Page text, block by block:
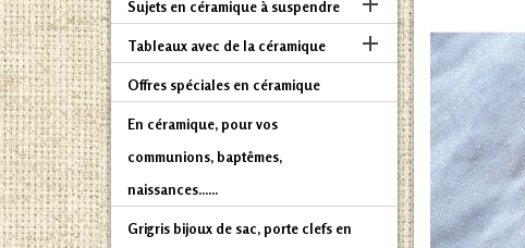
Sujets en céramique à suspendre
Tableaux avec de la céramique 
Offres spéciales en céramique
En céramique, pour vos
communions, baptêmes,
naissances......
Grigris bijoux de sac, porte clefs en